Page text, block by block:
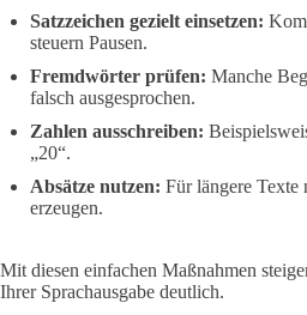
Satzzeichen gezielt einsetzen:
steuern Pausen.
Fremdwörter prüfen: Manche
falsch ausgesprochen.
Zahlen ausschreiben:
„20“.
Absätze nutzen: Für längere Texte
erzeugen.
Mit diesen einfachen Maßnahmen
Ihrer Sprachausgabe deutlich.